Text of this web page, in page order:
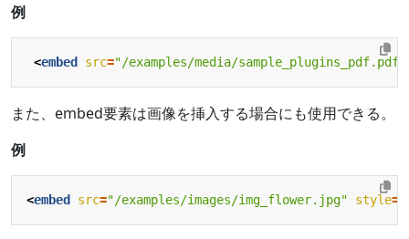
例
<embed src="/examples/media/sample_plugins_pdf.pdf"
また、embed要素は画像を挿入する場合にも使用できる。
例
<embed src="/examples/images/img_flower.jpg" style=